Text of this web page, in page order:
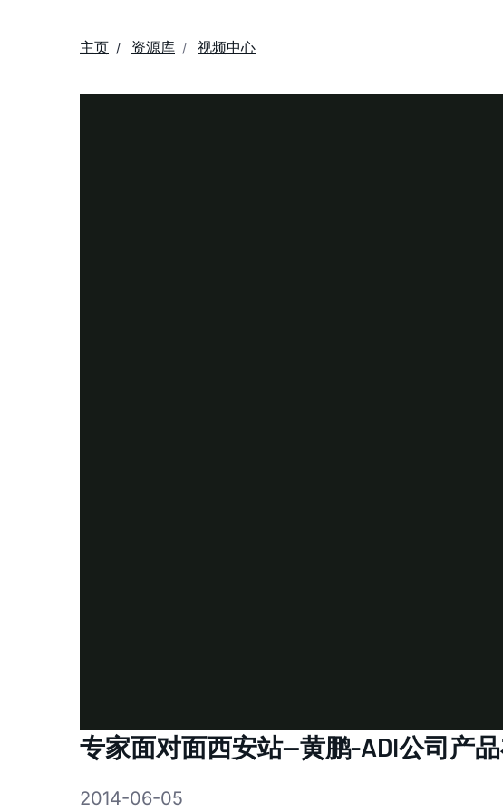
主页 资源库 视频中心
专家面对面西安站--黄鹏-ADI公司产
2014-06-05